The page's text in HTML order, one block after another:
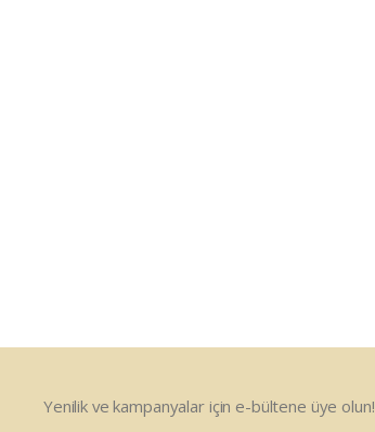
Yenilik ve kampanyalar için e-bültene üye olun!